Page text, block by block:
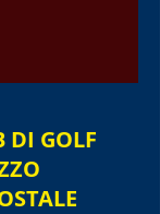
DI GOLF